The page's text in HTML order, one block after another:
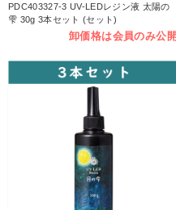
PDC403327-3 UV-LEDレジン液 太陽の
雫 30g 3本セット (セット)
卸価格は会員のみ公開